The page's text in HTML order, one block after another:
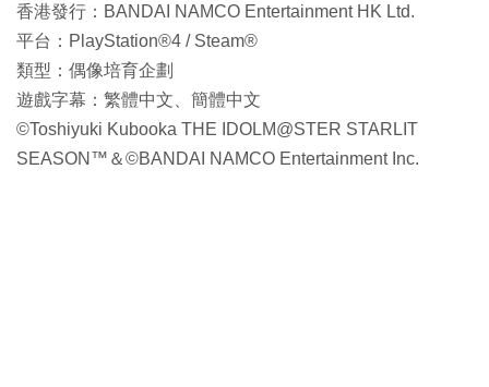
香港發行：BANDAI NAMCO Entertainment HK Ltd.
平台：PlayStation®4 / Steam®
類型：偶像培育企劃
遊戲字幕：繁體中文、簡體中文
©Toshiyuki Kubooka THE IDOLM@STER STARLIT
SEASON™＆©BANDAI NAMCO Entertainment Inc.